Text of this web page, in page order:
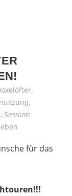
,
,
, Session
für das